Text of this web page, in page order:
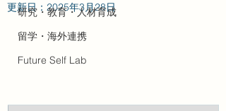
研究・教育・人材育成
留学・海外連携
Future Self Lab
更新日： 2025年3月28日